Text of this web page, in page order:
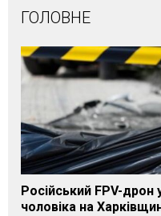
ГОЛОВНЕ
Російський FPV-дрон
чоловіка на